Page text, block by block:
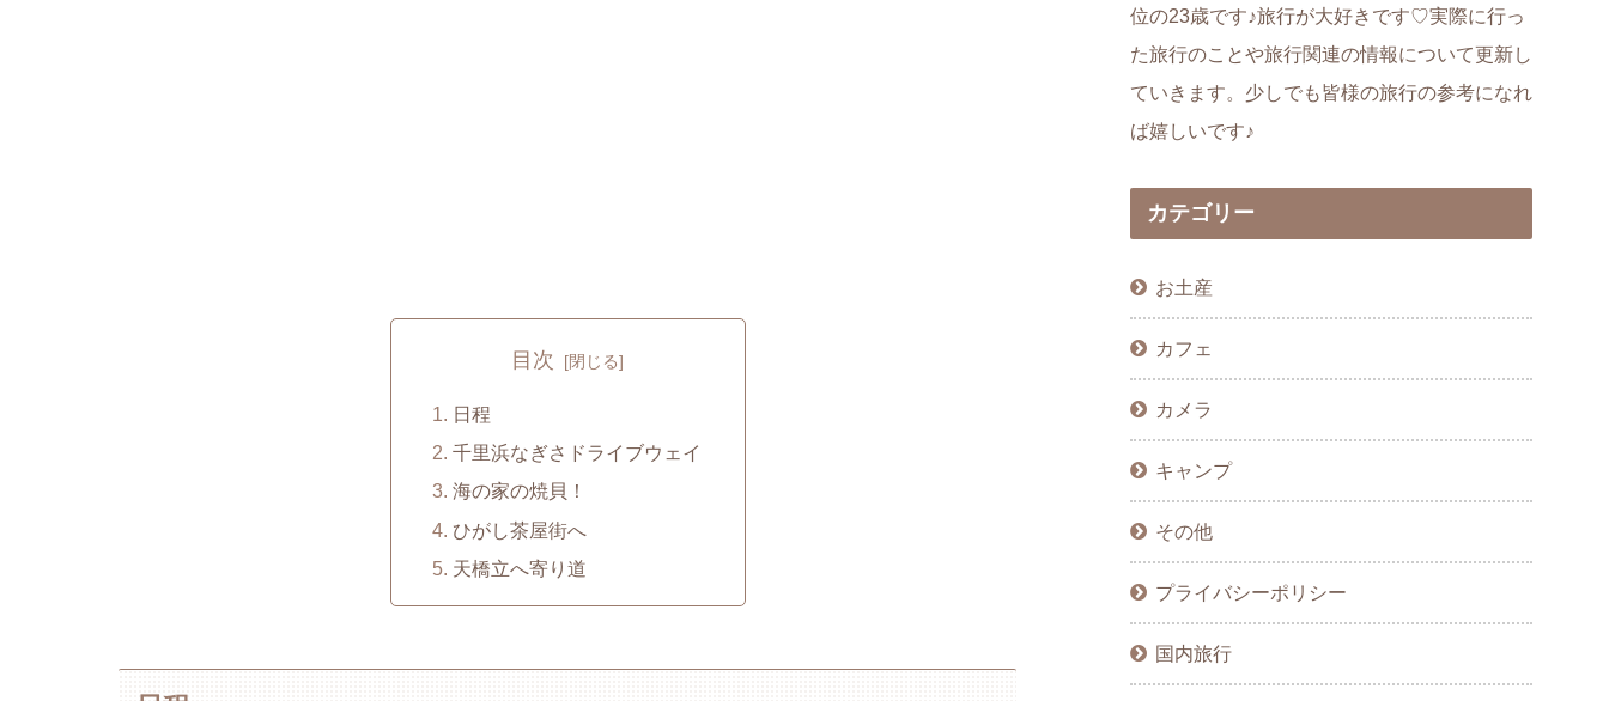
目次
日程
千里浜なぎさドライブウェイ
海の家の焼貝！
ひがし茶屋街へ
天橋立へ寄り道
位の23歳です♪旅行が大好きです♡実際に行っ
た旅行のことや旅行関連の情報について更新し
ていきます。少しでも皆様の旅行の参考になれ
ば嬉しいです♪
カテゴリー
お土産
カフェ
カメラ
キャンプ
その他
プライバシーポリシー
国内旅行